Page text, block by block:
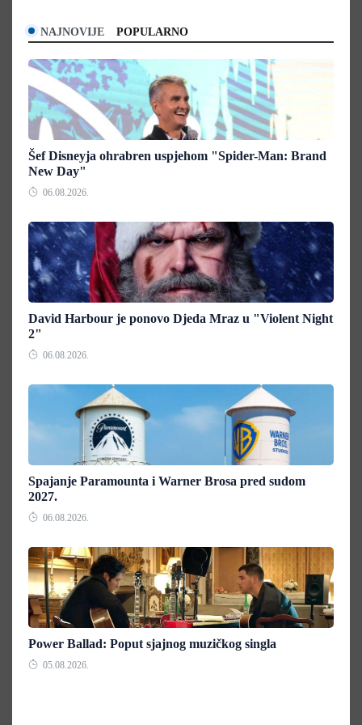
NAJNOVIJE POPULARNO
Šef Disneyja ohrabren uspjehom "Spider-Man: Brand
New Day"
06.08.2026.
David Harbour je ponovo Djeda Mraz u "Violent Night
2"
06.08.2026.
Spajanje Paramounta i Warner Brosa pred sudom
2027.
06.08.2026.
Power Ballad: Poput sjajnog muzičkog singla
05.08.2026.